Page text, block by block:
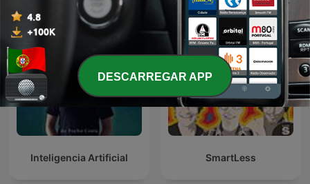
Inteligencia Artificial SmartLess
DESCARREGAR APP